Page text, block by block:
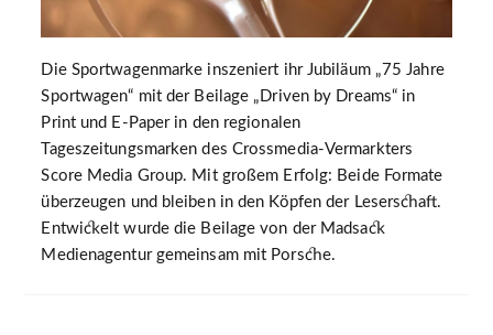
Die Sportwagenmarke inszeniert ihr Jubiläum „75 Jahre
Sportwagen“ mit der Beilage „Driven by Dreams“ in
Print und E-Paper in den regionalen
Tageszeitungsmarken des Crossmedia-Vermarkters
Score Media Group. Mit großem Erfolg: Beide Formate
überzeugen und bleiben in den Köpfen der Leserschaft.
Entwickelt wurde die Beilage von der Madsack
Medienagentur gemeinsam mit Porsche.